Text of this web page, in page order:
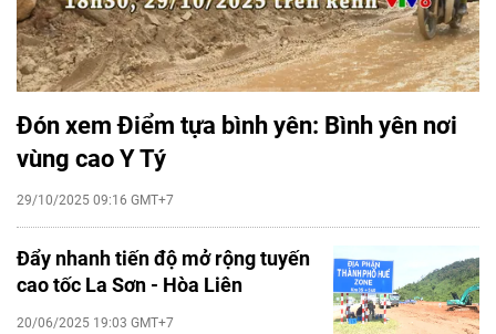
Đón xem Điểm tựa bình yên: Bình yên nơi
vùng cao Y Tý
29/10/2025 09:16 GMT+7
Đẩy nhanh tiến độ mở rộng tuyến
cao tốc La Sơn - Hòa Liên
20/06/2025 19:03 GMT+7